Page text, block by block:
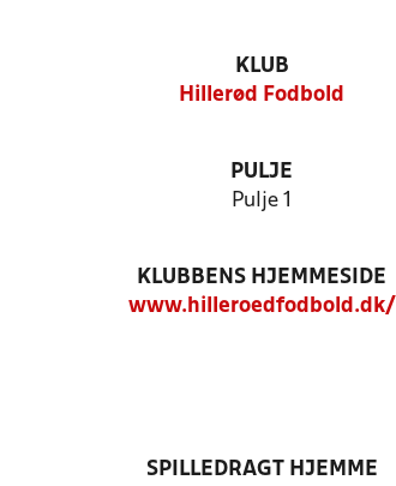
KLUB
Hillerød Fodbold
PULJE
Pulje 1
KLUBBENS HJEMMESIDE
www.hilleroedfodbold.dk/
SPILLEDRAGT HJEMME